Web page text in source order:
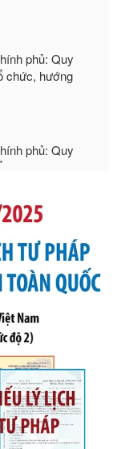
phủ: Quy
hướng
phủ: Quy
hướng
Tài chính: Bãi
12 năm
thực hiện xử
bạc nhà nước
phủ: Sửa
2020/NĐ-СР
quy định xử
sửa đổi, bổ
hành chính mới